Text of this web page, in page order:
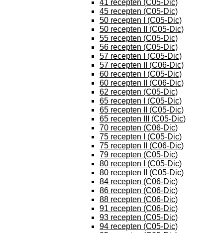
41 recepten (C05-Dic)
45 recepten (C05-Dic)
50 recepten I (C05-Dic)
50 recepten II (C05-Dic)
55 recepten (C05-Dic)
56 recepten (C05-Dic)
57 recepten I (C05-Dic)
57 recepten II (C06-Dic)
60 recepten I (C05-Dic)
60 recepten II (C06-Dic)
62 recepten (C05-Dic)
65 recepten I (C05-Dic)
65 recepten II (C05-Dic)
65 recepten III (C05-Dic)
70 recepten (C06-Dic)
75 recepten I (C05-Dic)
75 recepten II (C06-Dic)
79 recepten (C05-Dic)
80 recepten I (C05-Dic)
80 recepten II (C05-Dic)
84 recepten (C06-Dic)
86 recepten (C06-Dic)
88 recepten (C06-Dic)
91 recepten (C06-Dic)
93 recepten (C05-Dic)
94 recepten (C05-Dic)